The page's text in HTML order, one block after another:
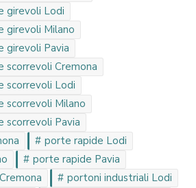
girevoli Lodi
girevoli Milano
girevoli Pavia
Cremona
scorrevoli Lodi
scorrevoli Milano
scorrevoli Pavia
porte rapide Lodi
porte rapide Pavia
portoni industriali Lodi